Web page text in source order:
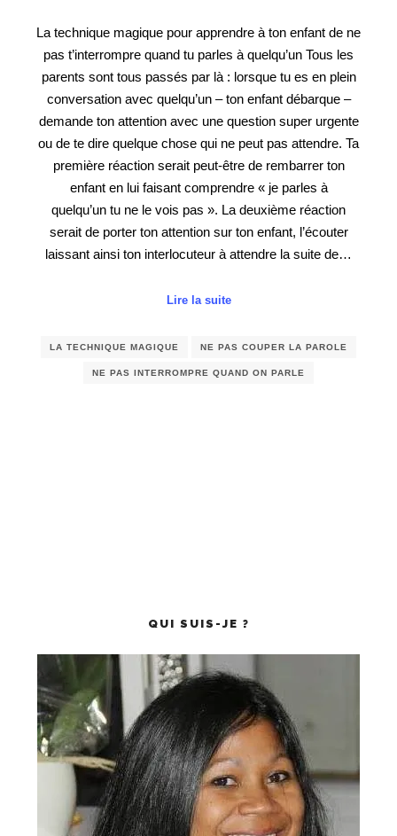
La technique magique pour apprendre à ton enfant de ne
pas t’interrompre quand tu parles à quelqu’un Tous les
parents sont tous passés par là : lorsque tu es en plein
conversation avec quelqu’un – ton enfant débarque –
demande ton attention avec une question super urgente
ou de te dire quelque chose qui ne peut pas attendre. Ta
première réaction serait peut-être de rembarrer ton
enfant en lui faisant comprendre « je parles à
quelqu’un tu ne le vois pas ». La deuxième réaction
serait de porter ton attention sur ton enfant, l’écouter
laissant ainsi ton interlocuteur à attendre la suite de…
Lire la suite
LA TECHNIQUE MAGIQUE NE PAS COUPER LA PAROLE
NE PAS INTERROMPRE QUAND ON PARLE
QUI SUIS-JE ?